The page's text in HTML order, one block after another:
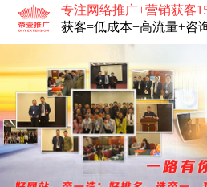
专注网络推广+营销获客
获客=低成本+高流量+咨